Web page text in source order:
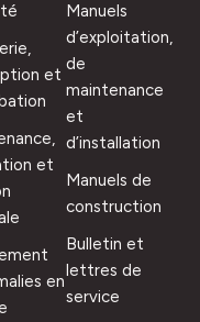
et
et
en
Manuels
d’exploitation,
de
maintenance
et
d’installation
Manuels de
construction
Bulletin et
lettres de
service